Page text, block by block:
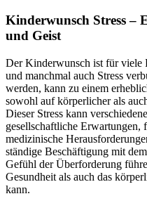
Kinderwunsch Stress –
und Geist
Der Kinderwunsch ist für viele
und manchmal auch Stress
werden, kann zu einem
sowohl auf körperlicher als
Dieser Stress kann
gesellschaftliche Erwartungen,
medizinische
ständige Beschäftigung mit
Gefühl der Überforderung
Gesundheit als auch das
kann.